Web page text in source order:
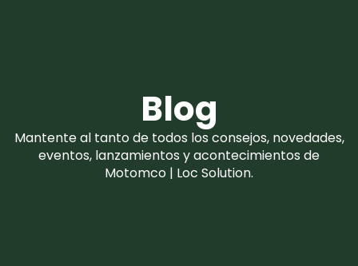
Blog
Mantente al tanto de todos los consejos, novedades,
eventos, lanzamientos y acontecimientos de
Motomco | Loc Solution.